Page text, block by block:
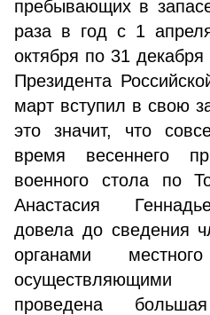
пребывающих в
раза в год с 1
октября по 31
Президента
март вступил в свою
это значит, что
время весеннего
военного стола по
Анастасия
довела до сведения
органами
проведена